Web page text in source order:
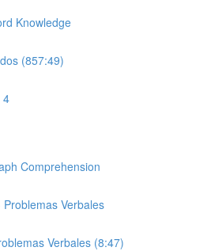
Knowledge
(857:49)
4
Comprehension
Verbales
Verbales (8:47)